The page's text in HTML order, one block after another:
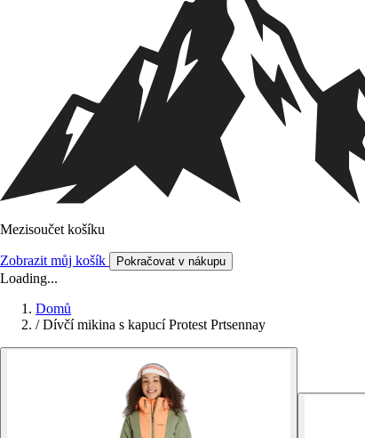
Mezisoučet košíku
Zobrazit můj košík Pokračovat v nákupu
Loading...
Domů
/ Dívčí mikina s kapucí Protest Prtsennay